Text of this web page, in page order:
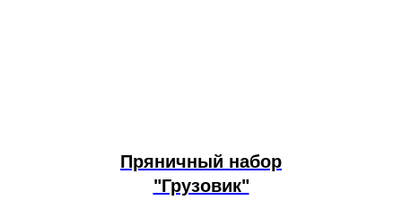
Пряничный набор
"Грузовик"